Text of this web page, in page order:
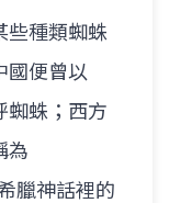
些種類蜘蛛
國便曾以
蜘蛛；西方
為
臘神話裡的